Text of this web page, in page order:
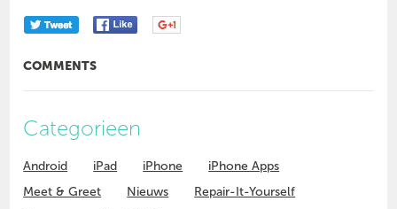
COMMENTS
Categorieen
Android iPad iPhone
iPhone Apps
Meet & Greet
Nieuws
Repair-It-Yourself